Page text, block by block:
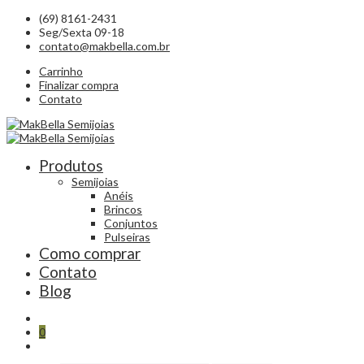
(69) 8161-2431
Seg/Sexta 09-18
contato@makbella.com.br
Carrinho
Finalizar compra
Contato
Produtos
Semijoias
Anéis
Brincos
Conjuntos
Pulseiras
Como comprar
Contato
Blog
0